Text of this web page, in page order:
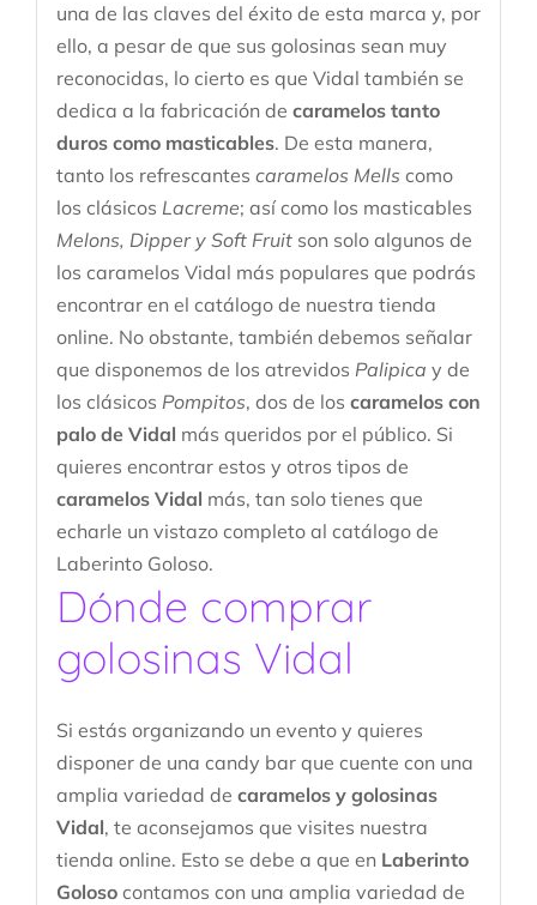
una de las claves del éxito de esta marca y, por
ello, a pesar de que sus golosinas sean muy
reconocidas, lo cierto es que Vidal también se
dedica a la fabricación de caramelos tanto
duros como masticables. De esta manera,
tanto los refrescantes caramelos Mells como
los clásicos Lacreme; así como los masticables
Melons, Dipper y Soft Fruitson solo algunos de
los caramelos Vidal más populares que podrás
encontrar en el catálogo de nuestra tienda
online. No obstante, también debemos señalar
que disponemos de los atrevidos Palipica y de
los clásicos Pompitos, dos de los caramelos con
palo de Vidal más queridos por el público. Si
quieres encontrar estos y otros tipos de
caramelos Vidal más, tan solo tienes que
echarle un vistazo completo al catálogo de
Laberinto Goloso.
Dónde comprar
golosinas Vidal
Si estás organizando un evento y quieres
disponer de una candy bar que cuente con una
amplia variedad de caramelos y golosinas
Vidal, te aconsejamos que visites nuestra
tienda online. Esto se debe a que en Laberinto
Golosocontamos con una amplia variedad de